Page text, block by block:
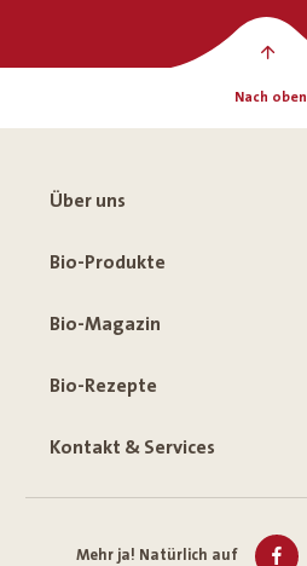
Nach oben
Über uns
Bio-Produkte
Bio-Magazin
Bio-Rezepte
Kontakt & Services
Mehr ja! Natürlich auf